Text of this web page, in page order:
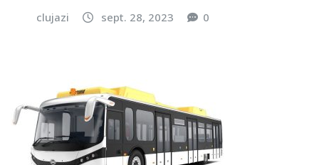
clujazi sept. 28, 2023 0